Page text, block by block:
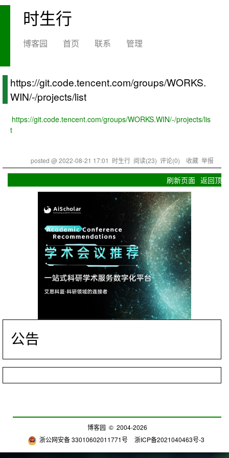
时生行
博客园 首页 联系 管理
https://git.code.tencent.com/groups/WORKS.
WIN/-/projects/list
https://git.code.tencent.com/groups/WORKS.WIN/-/projects/lis
t
posted @2022-08-21 17:01 时生行 阅读(23) 评论(0) 收藏 举报
刷新页面 返回顶部
公告
博客园 © 2004-2026
浙公网安备 33010602011771号
浙ICP备2021040463号-3